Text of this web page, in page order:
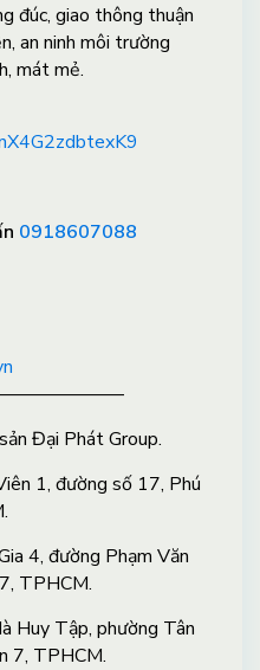
đúc, giao thông thuận
an ninh môi trường
mát mẻ.
0918607088
Đại Phát Group.
1, đường số 17, Phú
4, đường Phạm Văn
TPHCM.
Huy Tập, phường Tân
7, TPHCM.